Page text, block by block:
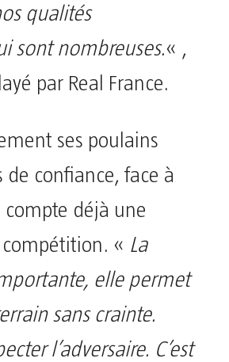
qualités
sont nombreuses.« ,
par Real France.
ses poulains
de confiance, face à
déjà une
« La
elle permet
sans crainte.
l’adversaire. C’est